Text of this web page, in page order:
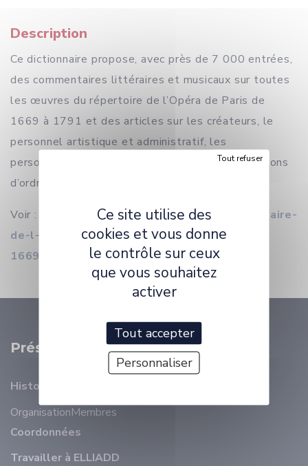
Description
Ce dictionnaire propose, avec près de 7 000 entrées,
des commentaires littéraires et musicaux sur toutes
les œuvres du répertoire de l’Opéra de Paris de
1669 à 1791 et des articles sur les créateurs, le
personnel artistique et administratif, les
personnalités majeures du temps et sur des notions
d’ordre historique et esthétique.
Voir :
https://classiques-garnier.com/dictionnaire-
de-l-opera-de-paris-sous-l-ancien-regime-
1669-1791-tome-ii-d-g.html
Présentation
Histoire
OrganisationMembres
Coordonnées
Travailler à ELLIADD
Ce site utilise des
cookies et vous donne
le contrôle sur ceux
que vous souhaitez
activer
Tout accepter
Tout refuser
Personnaliser